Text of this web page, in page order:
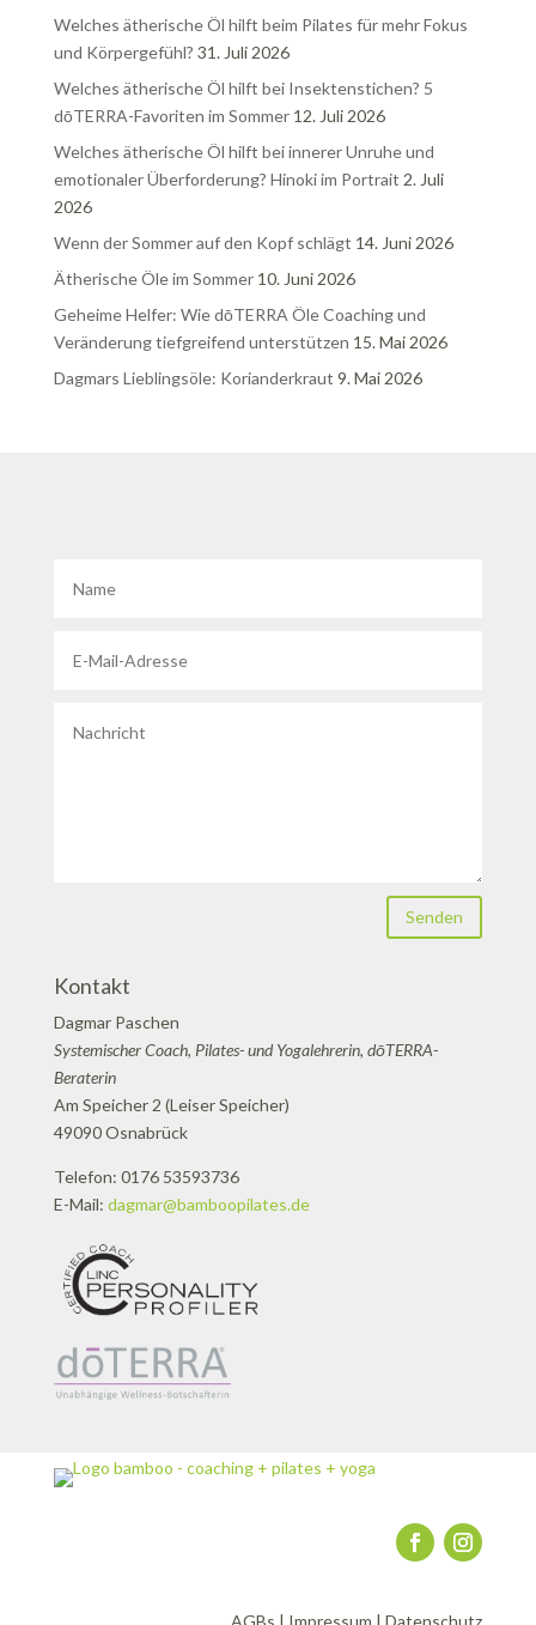
Welches ätherische Öl hilft beim Pilates für mehr Fokus
und Körpergefühl? 31. Juli 2026
Welches ätherische Öl hilft bei Insektenstichen? 5
dōTERRA-Favoriten im Sommer 12. Juli 2026
Welches ätherische Öl hilft bei innerer Unruhe und
emotionaler Überforderung? Hinoki im Portrait 2. Juli
2026
Wenn der Sommer auf den Kopf schlägt 14. Juni 2026
Ätherische Öle im Sommer 10. Juni 2026
Geheime Helfer: Wie dōTERRA Öle Coaching und
Veränderung tiefgreifend unterstützen 15. Mai 2026
Dagmars Lieblingsöle: Korianderkraut 9. Mai 2026
Senden
Kontakt
Dagmar Paschen
Systemischer Coach, Pilates- und Yogalehrerin, dōTERRA-
Beraterin
Am Speicher 2 (Leiser Speicher)
49090 Osnabrück
Telefon: 0176 53593736
E-Mail: dagmar@bamboopilates.de
AGBs | Impressum |Datenschutz